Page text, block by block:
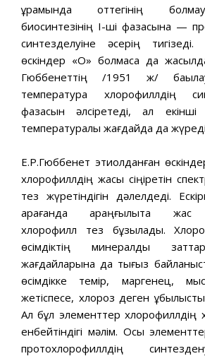
құрамында оттегінің
биосинтезінің І-ші фазасына —
синтезделуіне әсерің
өскіндер «О» болмаса да
Гюббенеттің /1951 ж/
температура хлорофиллдің
фазасын әлсіретеді, ал
температуралық жағдайда да
Е.Р.Гюббенет этиолданған
хлорофиллдің жақсы сіңіретін
тез жүретіндігін дәлелдеді.
қарағанда қараңғылықта жас
хлорофилл тез бұзылады.
өсімдіктің минералды
жағдайларына да тығыз
өсімдікке темір, маргенец,
жетіспесе, хлороз деген
Ал бұл элементтер хлорофиллдің
енбейтіндігі мәлім. Осы
протохлорофиллдің